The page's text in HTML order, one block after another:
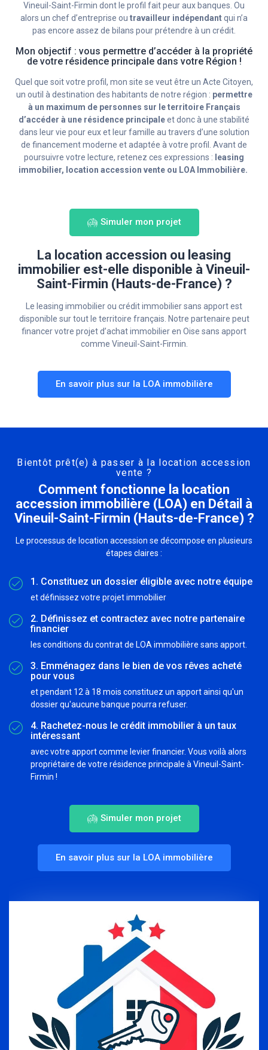
Vineuil-Saint-Firmin dont le profil fait peur aux banques. Ou
alors un chef d’entreprise ou travailleur indépendantqui n’a
pas encore assez de bilans pour prétendre à un crédit.
Mon objectif : vous permettre d’accéder à la propriété
de votre résidence principale dans votre Région !
Quel que soit votre profil, mon site se veut être un Acte Citoyen,
un outil à destination des habitants de notre région : permettre
à un maximum de personnes sur le territoire Français
d’accéder à une résidence principaleet donc à une stabilité
dans leur vie pour eux et leur famille au travers d’une solution
de financement moderne et adaptée à votre profil. Avant de
poursuivre votre lecture, retenez ces expressions : leasing
immobilier, location accession vente ou LOA Immobilière.
Simuler mon projet
La location accession ou leasing
immobilier est-elle disponible à Vineuil-
Saint-Firmin (Hauts-de-France) ?
Le leasing immobilier ou crédit immobilier sans apport est
disponible sur tout le territoire français. Notre partenaire peut
financer votre projet d’achat immobilier en Oise sans apport
comme Vineuil-Saint-Firmin.
En savoir plus sur la LOA immobilière
Bientôt prêt(e) à passer à la location accession
vente ?
Comment fonctionne la location
accession immobilière (LOA) en Détail à
Vineuil-Saint-Firmin (Hauts-de-France) ?
Le processus de location accession se décompose en plusieurs
étapes claires :
1. Constituez un dossier éligible avec notre équipe
et définissez votre projet immobilier
2. Définissez et contractez avec notre partenaire
financier
les conditions du contrat de LOA immobilière sans apport.
3. Emménagez dans le bien de vos rêves acheté
pour vous
et pendant 12 à 18 mois constituez un apport ainsi qu'un
dossier qu'aucune banque pourra refuser.
4. Rachetez-nous le crédit immobilier à un taux
intéressant
avec votre apport comme levier financier. Vous voilà alors
propriétaire de votre résidence principale à Vineuil-Saint-
Firmin !
Simuler mon projet
En savoir plus sur la LOA immobilière